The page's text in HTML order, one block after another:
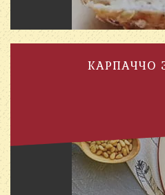
КАРПАЧЧО